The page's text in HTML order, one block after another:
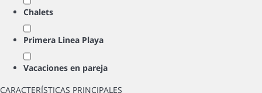
Chalets
Primera Linea Playa
Vacaciones en pareja
CARACTERÍSTICAS PRINCIPALES